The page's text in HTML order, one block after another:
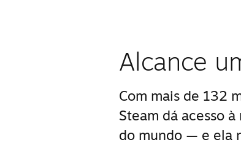
Alcance
Com mais de 132
Steam dá acesso
do mundo — e ela